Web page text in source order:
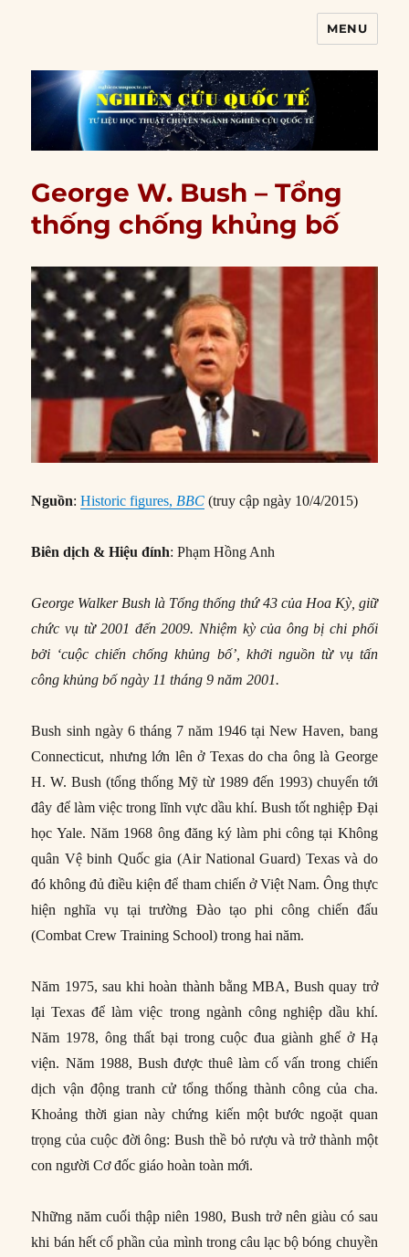
MENU
George W. Bush – Tổng
thống chống khủng bố
Nguồn:Historic figures, BBC (truy cập ngày 10/4/2015)
Biên dịch & Hiệu đính: Phạm Hồng Anh
George Walker Bush là Tổng thống thứ 43 của Hoa Kỳ, giữ
chức vụ từ 2001 đến 2009. Nhiệm kỳ của ông bị chi phối
bởi ‘cuộc chiến chống khủng bố’, khởi nguồn từ vụ tấn
công khủng bố ngày 11 tháng 9 năm 2001.
Bush sinh ngày 6 tháng 7 năm 1946 tại New Haven, bang
Connecticut, nhưng lớn lên ở Texas do cha ông là George
H. W. Bush (tổng thống Mỹ từ 1989 đến 1993) chuyển tới
đây để làm việc trong lĩnh vực dầu khí. Bush tốt nghiệp Đại
học Yale. Năm 1968 ông đăng ký làm phi công tại Không
quân Vệ binh Quốc gia (Air National Guard) Texas và do
đó không đủ điều kiện để tham chiến ở Việt Nam. Ông thực
hiện nghĩa vụ tại trường Đào tạo phi công chiến đấu
(Combat Crew Training School) trong hai năm.
Năm 1975, sau khi hoàn thành bằng MBA, Bush quay trở
lại Texas để làm việc trong ngành công nghiệp dầu khí.
Năm 1978, ông thất bại trong cuộc đua giành ghế ở Hạ
viện. Năm 1988, Bush được thuê làm cố vấn trong chiến
dịch vận động tranh cử tổng thống thành công của cha.
Khoảng thời gian này chứng kiến một bước ngoặt quan
trọng của cuộc đời ông: Bush thề bỏ rượu và trở thành một
con người Cơ đốc giáo hoàn toàn mới.
Những năm cuối thập niên 1980, Bush trở nên giàu có sau
khi bán hết cổ phần của mình trong câu lạc bộ bóng chuyền